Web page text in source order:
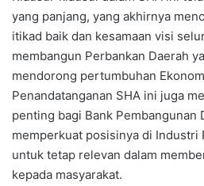
yang panjang, yang akhirnya
itikad baik dan kesamaan visi
membangun Perbankan Daerah
mendorong pertumbuhan
Penandatanganan SHA ini juga
penting bagi Bank Pembangunan
memperkuat posisinya di Industri
untuk tetap relevan dalam
kepada masyarakat.